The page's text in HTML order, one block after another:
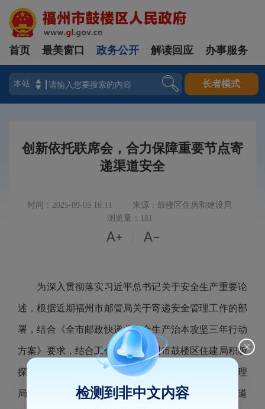
登录
首页 最美窗口 政务公开 解读回应 办事服务
长者模式
创新依托联席会，合力保障重要节点寄
递渠道安全
时间：2025-09-05 16:11
来源：鼓楼区住房和建设局
浏览量：181
 
为深入贯彻落实习近平总书记关于安全生产重要论
述，根据近期福州市邮管局关于寄递安全管理工作的部
署，结合《全市邮政快递业安全生产治本攻坚三年行动
方案》要求，结合工作实际，福州市鼓楼区住建局积极
探索，联合区公安分局、区应急局、区市场监督管理
局、区商务局、区运管所和十街镇，以鼓楼区寄递渠道
检测到非中文内容